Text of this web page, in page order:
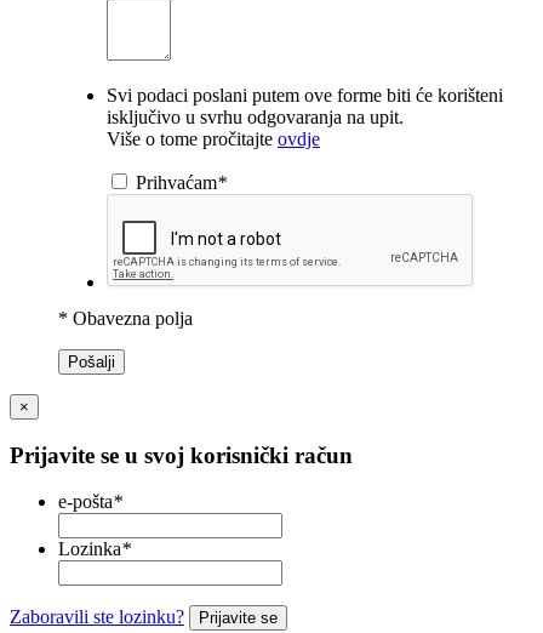
Svi podaci poslani putem ove forme biti će korišteni
isključivo u svrhu odgovaranja na upit.
Više o tome pročitajte ovdje
Prihvaćam*
* Obavezna polja
Pošalji
×
Prijavite se u svoj korisnički račun
e-pošta*
Lozinka*
Zaboravili ste lozinku? Prijavite se